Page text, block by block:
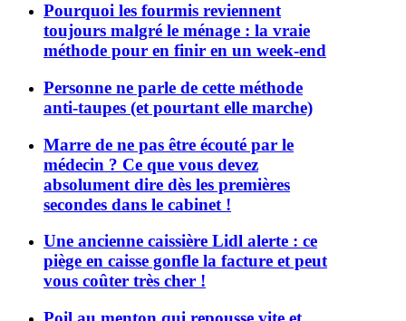
Pourquoi les fourmis reviennent
toujours malgré le ménage : la vraie
méthode pour en finir en un week-end
Personne ne parle de cette méthode
anti-taupes (et pourtant elle marche)
Marre de ne pas être écouté par le
médecin ? Ce que vous devez
absolument dire dès les premières
secondes dans le cabinet !
Une ancienne caissière Lidl alerte : ce
piège en caisse gonfle la facture et peut
vous coûter très cher !